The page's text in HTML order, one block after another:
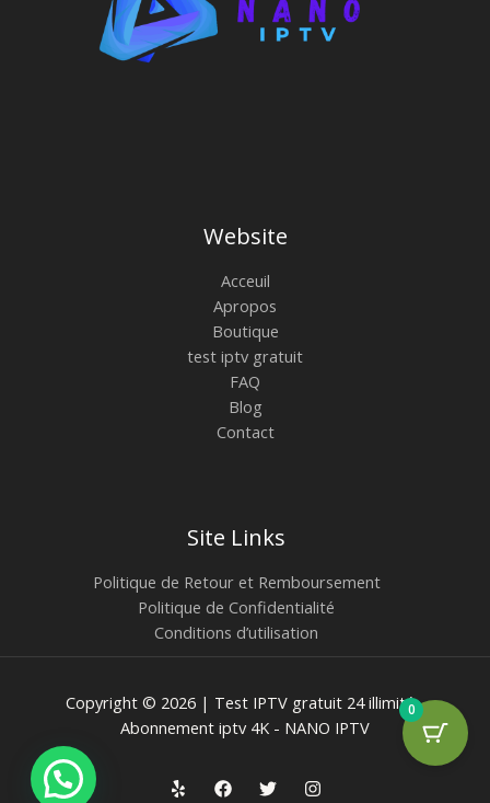
Website
Acceuil
Apropos
Boutique
test iptv gratuit
FAQ
Blog
Contact
Site Links
Politique de Retour et Remboursement
Politique de Confidentialité
Conditions d’utilisation
Copyright © 2026 | Test IPTV gratuit 24 illimité -
Abonnement iptv 4K - NANO IPTV
0